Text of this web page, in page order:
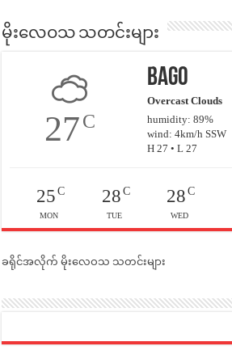
မိုးလေဝသ သတင်းများ
27C
Bago
Overcast Clouds
humidity: 89%
wind: 4km/h SSW
H 27 • L 27
25C
MON
28C
TUE
28 C
WED
ခရိုင်အလိုက် မိုးလေဝသ သတင်းများ